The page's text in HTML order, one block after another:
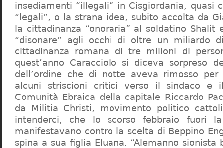
insediamenti “illegali” in Cisgiordania, quasi
“legali”, o la strana idea, subito accolta da
la cittadinanza “onoraria” al soldatino Shalit
“disonare” agli occhi di oltre un miliardo
cittadinanza romana di tre milioni di
quest’anno Caracciolo si diceva sorpreso
dell’ordine che di notte aveva rimosso
alcuni striscioni critici verso il sindaco e
Comunità Ebraica della capitale Riccardo
da Militia Christi, movimento politico
intenderci, che lo scorso febbraio fuori
manifestavano contro la scelta di Beppino
spina a sua figlia Eluana. “Alemanno sionista